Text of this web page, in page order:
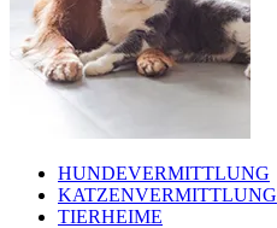
HUNDEVERMITTLUNG
KATZENVERMITTLUNG
TIERHEIME